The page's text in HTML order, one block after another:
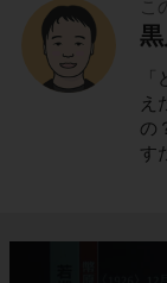
こ
え
の
す